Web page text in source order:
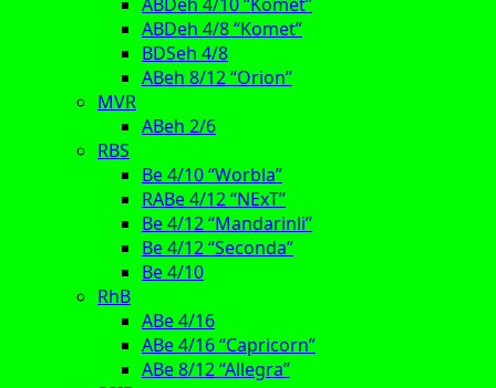
ABDeh 4/8 “Komet”
BDSeh 4/8
ABeh 8/12 “Orion”
MVR
ABeh 2/6
RBS
Be 4/10 “Worbla”
RABe 4/12 “NExT”
Be 4/12 “Mandarinli”
Be 4/12 “Seconda”
Be 4/10
RhB
ABe 4/16
ABe 4/16 “Capricorn”
ABe 8/12 “Allegra”